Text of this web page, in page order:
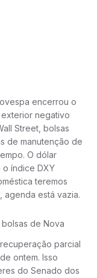
encerrou o
negativo
Street, bolsas
de manutenção de
O dólar
índice DXY
teremos
agenda está vazia.
de Nova
parcial
ontem. Isso
do Senado dos